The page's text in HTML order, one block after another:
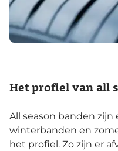
Het profiel van all
All season banden
winterbanden en
het profiel. Zo zijn er